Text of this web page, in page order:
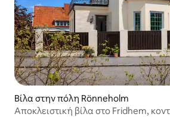
Βίλα στην πόλη Rönneholm
Αποκλειστική βίλα στο Fridhem,